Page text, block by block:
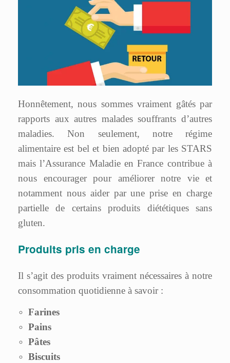
Honnêtement, nous sommes vraiment gâtés par
rapports aux autres malades souffrants d’autres
maladies. Non seulement, notre régime
alimentaire est bel et bien adopté par les STARS
mais l’Assurance Maladie en France contribue à
nous encourager pour améliorer notre vie et
notamment nous aider par une prise en charge
partielle de certains produits diététiques sans
gluten.
Produits pris en charge
Il s’agit des produits vraiment nécessaires à notre
consommation quotidienne à savoir :
Farines
Pains
Pâtes
Biscuits